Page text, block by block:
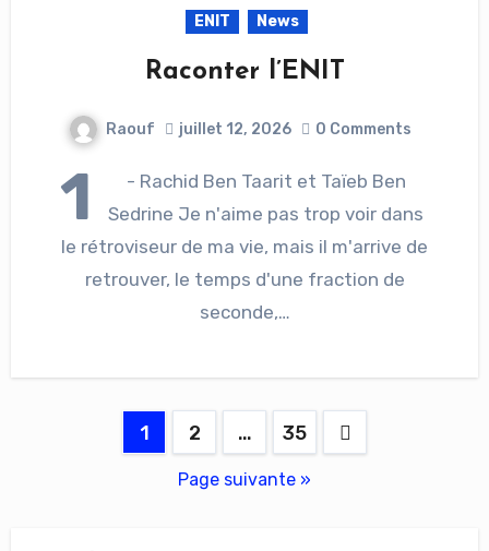
ENIT News
Raconter l’ENIT
Raouf juillet 12, 2026 0 Comments
1
- Rachid Ben Taarit et Taïeb Ben
Sedrine Je n'aime pas trop voir dans
le rétroviseur de ma vie, mais il m'arrive de
retrouver, le temps d'une fraction de
seconde,…
Pagination
1 2 … 35
Page suivante »